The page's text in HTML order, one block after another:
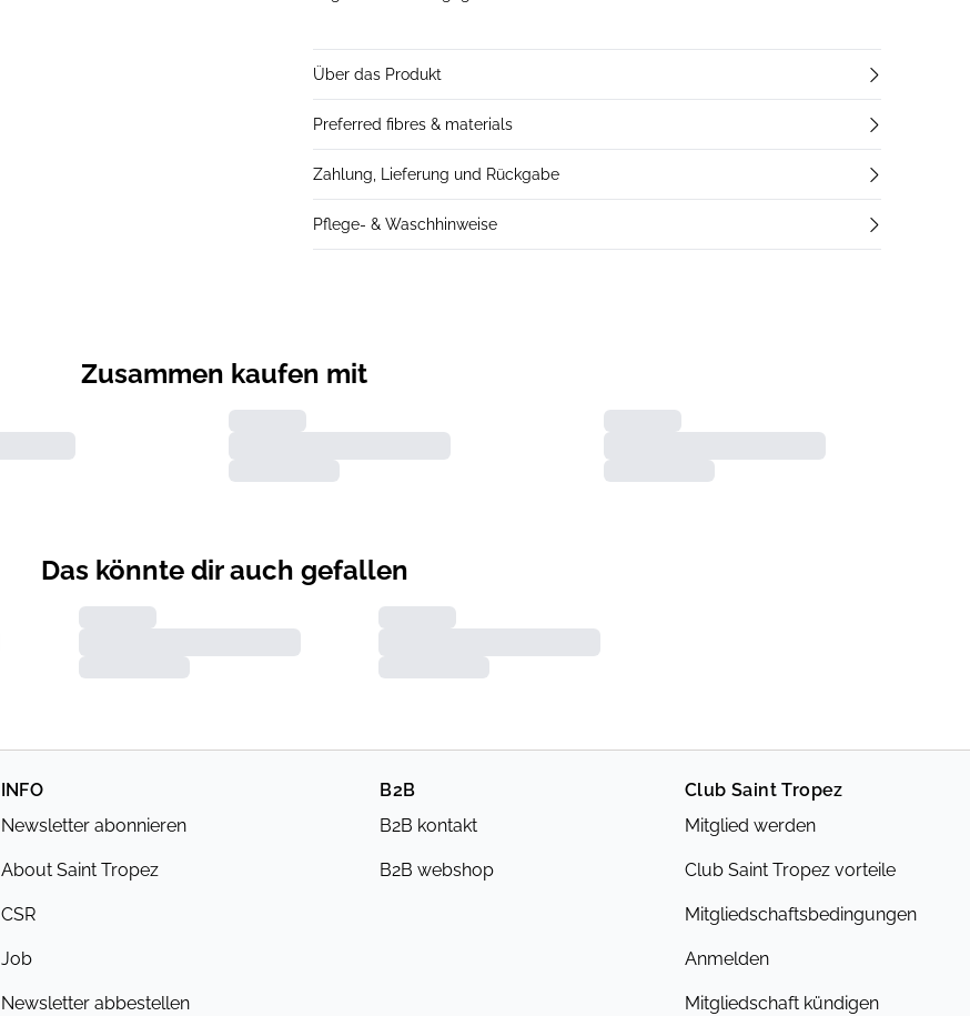
Über das Produkt
Preferred fibres & materials
Zahlung, Lieferung und Rückgabe
Pflege- & Waschhinweise
Zusammen kaufen mit
Das könnte dir auch gefallen
INFO
Newsletter abonnieren
About Saint Tropez
CSR
Job
Newsletter abbestellen
B2B
B2B kontakt
B2B webshop
Club Saint Tropez
Mitglied werden
Club Saint Tropez vorteile
Mitgliedschaftsbedingungen
Anmelden
Mitgliedschaft kündigen